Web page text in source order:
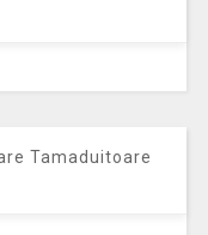
Tamaduitoare